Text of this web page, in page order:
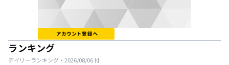
ランキング
デイリーランキング・ 2026/08/06付